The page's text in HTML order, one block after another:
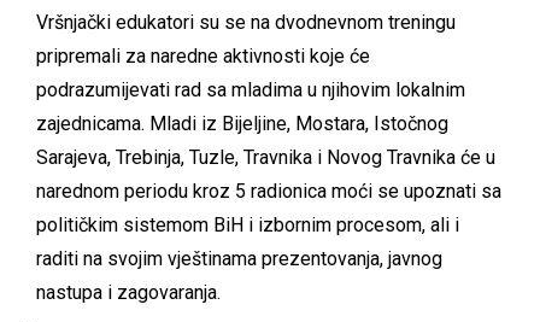
Vršnjački edukatori su se na dvodnevnom treningu
pripremali za naredne aktivnosti koje će
podrazumijevati rad sa mladima u njihovim lokalnim
zajednicama. Mladi iz Bijeljine, Mostara, Istočnog
Sarajeva, Trebinja, Tuzle, Travnika i Novog Travnika će u
narednom periodu kroz 5 radionica moći se upoznati sa
političkim sistemom BiH i izbornim procesom, ali i
raditi na svojim vještinama prezentovanja, javnog
nastupa i zagovaranja.